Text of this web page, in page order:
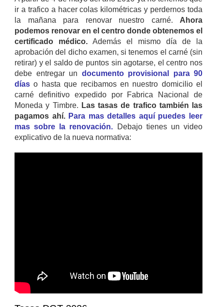
ir a trafico a hacer colas kilométricas y perdernos toda
la mañana para renovar nuestro carné. Ahora
podemos renovar en el centro donde obtenemos el
certificado médico. Además el mismo día de la
aprobación del dicho examen, si tenemos el carné (sin
retirar) y el saldo de puntos sin agotarse, el centro nos
debe entregar un documento provisional para 90
días o hasta que recibamos en nuestro domicilio el
carné definitivo expedido por Fabrica Nacional de
Moneda y Timbre. Las tasas de trafico también las
pagamos ahí. Para mas detalles aquí puedes leer
mas sobre la renovación. Debajo tienes un video
explicativo de la nueva normativa: